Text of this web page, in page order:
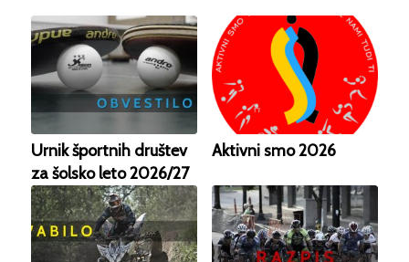
Urnik športnih društev
za šolsko leto 2026/27
Aktivni smo 2026